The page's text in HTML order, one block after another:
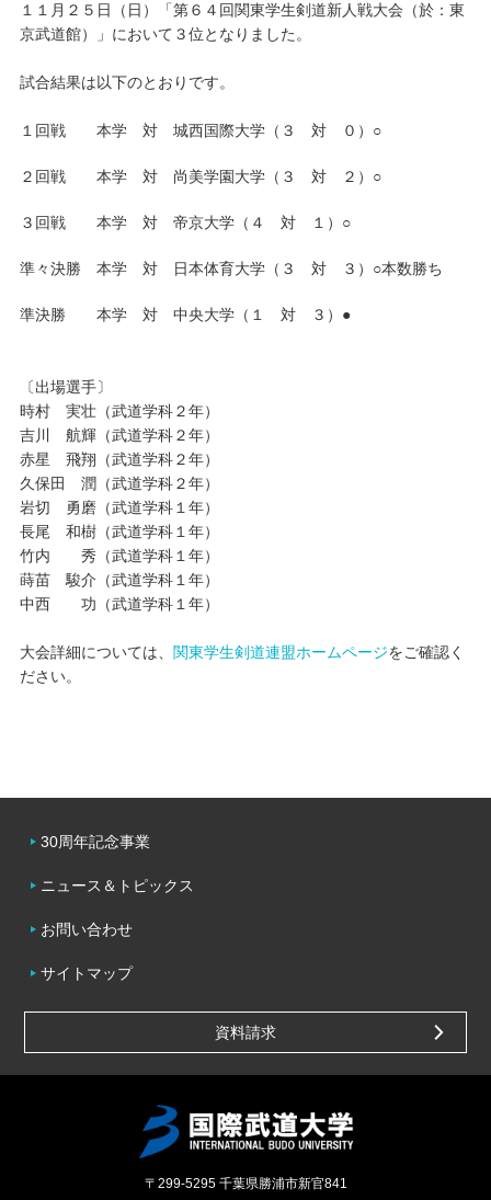
１１月２５日（日）「第６４回関東学生剣道新人戦大会（於：東
京武道館）」において３位となりました。
試合結果は以下のとおりです。
１回戦 本学 対 城西国際大学（３ 対 ０）○
２回戦 本学 対 尚美学園大学（３ 対 ２）○
３回戦 本学 対 帝京大学（４ 対 １）○
準々決勝 本学 対 日本体育大学（３ 対 ３）○本数勝ち
準決勝 本学 対 中央大学（１ 対 ３）●
〔出場選手〕
時村 実壮（武道学科２年）
吉川 航輝（武道学科２年）
赤星 飛翔（武道学科２年）
久保田 潤（武道学科２年）
岩切 勇磨（武道学科１年）
長尾 和樹（武道学科１年）
竹内 秀（武道学科１年）
蒔苗 駿介（武道学科１年）
中西 功（武道学科１年）
大会詳細については、 関東学生剣道連盟ホームページをご確認く
ださい。
30周年記念事業
ニュース＆トピックス
お問い合わせ
サイトマップ
資料請求
〒299-5295 千葉県勝浦市新官841